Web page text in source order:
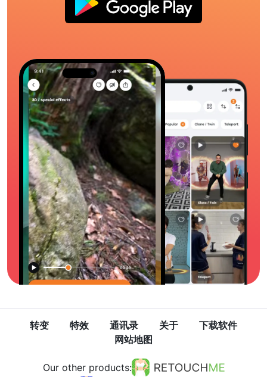
转变 特效 通讯录 关于
下载软件
网站地图
Our other products: